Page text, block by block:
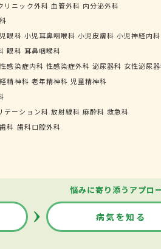
リニック外科 血管外科 内分泌外科
眼科 小児耳鼻咽喉科 小児皮膚科 小児神経内科
眼科 耳鼻咽喉科
性感染症内科 性感染症外科 泌尿器科 女性泌尿
精神科 老年精神科 児童精神科
テーション科 放射線科 麻酔科 救急科
科 歯科口腔外科
悩みに寄り添うアプロ
病気を知る